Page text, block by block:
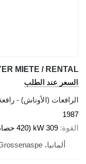
السعر عند الطلب
الرافعات (الأوناش) -
1987
القوة 309 kW (420 حصان)
ألمانيا، Grossenaspe